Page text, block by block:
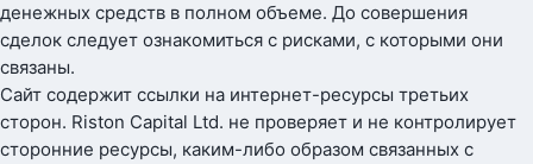
денежных средств в полном объеме. До совершения
сделок следует ознакомиться с рисками, с которыми они
связаны.
Сайт содержит ссылки на интернет-ресурсы третьих
сторон. Riston Capital Ltd. не проверяет и не контролирует
сторонние ресурсы, каким-либо образом связанных с